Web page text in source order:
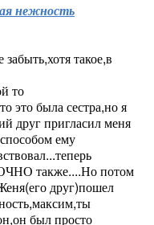
нежность
такое,в
то
это была сестра,но я
друг пригласил меня
ему
также....Но потом
друг)пошел
был просто